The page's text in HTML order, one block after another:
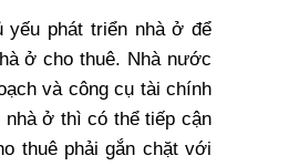
yếu phát triển nhà ở để
ở cho thuê. Nhà nước
và công cụ tài chính
ở thì có thể tiếp cận
thuê phải gắn chặt với